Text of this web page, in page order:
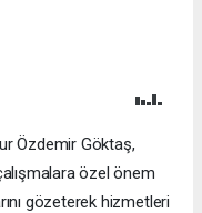
Özdemir Göktaş,
özel önem
gözeterek hizmetleri